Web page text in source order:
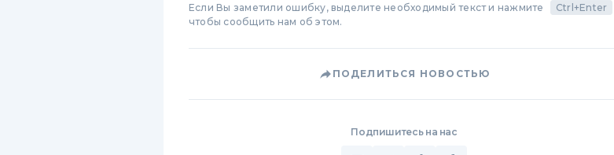
Если Вы заметили ошибку, выделите необходимый текст и нажмите Ctrl+Enter
чтобы сообщить нам об этом.
ПОДЕЛИТЬСЯ НОВОСТЬЮ
Подпишитесь на нас